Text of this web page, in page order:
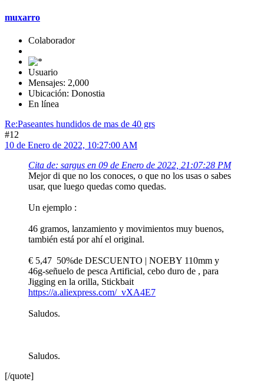
muxarro
Colaborador
Usuario
Mensajes: 2,000
Ubicación: Donostia
En línea
Re:Paseantes hundidos de mas de 40 grs
#12
10 de Enero de 2022, 10:27:00 AM
Cita de: sargus en 09 de Enero de 2022, 21:07:28 PM
Mejor di que no los conoces, o que no los usas o sabes
usar, que luego quedas como quedas.
Un ejemplo :
46 gramos, lanzamiento y movimientos muy buenos,
también está por ahí el original.
€ 5,47 50%de DESCUENTO | NOEBY 110mm y
46g-señuelo de pesca Artificial, cebo duro de , para
Jigging en la orilla, Stickbait
https://a.aliexpress.com/_vXA4E7
Saludos.
Saludos.
[/quote]